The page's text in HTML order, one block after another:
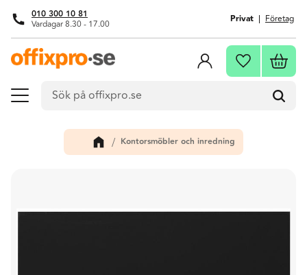
Meny
010 300 10 81
Vardagar 8.30 - 17.00 Privat Företag
Favoriter
Kontorsmöbler och inredning